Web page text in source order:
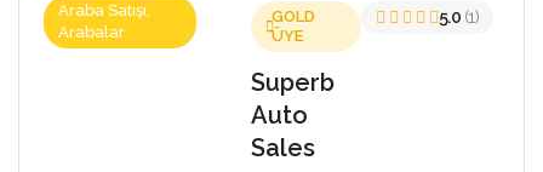
Araba Satışı,
Arabalar
GOLD
ÜYE
Superb
Auto
Sales
5.0 (1)